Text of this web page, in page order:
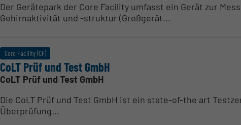
Der Gerätepark der Core Facility umfasst ein Gerät zur
Gehirnaktivität und -struktur (Großgerät...
Core Facility (CF)
CoLT Prüf und Test GmbH
CoLT Prüf und Test GmbH
Die CoLT Prüf und Test GmbH ist ein state-of-the art
Überprüfung...